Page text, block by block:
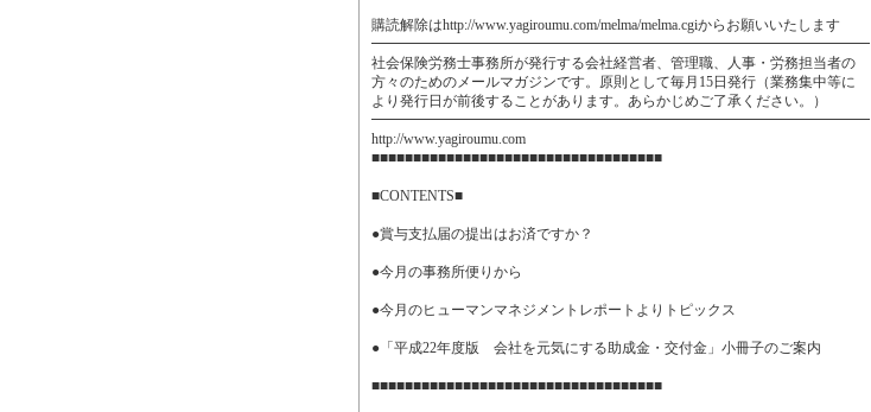
購読解除はhttp://www.yagiroumu.com/melma/melma.cgiからお願いいたします
━━━━━━━━━━━━━━━━━━━━━━━━━━━━━━━━━━━
社会保険労務士事務所が発行する会社経営者、管理職、人事・労務担当者の
方々のためのメールマガジンです。原則として毎月15日発行（業務集中等に
より発行日が前後することがあります。あらかじめご了承ください。）
━━━━━━━━━━━━━━━━━━━━━━━━━━━━━━━━━━━
http://www.yagiroumu.com
■■■■■■■■■■■■■■■■■■■■■■■■■■■■■■■■■■■
■CONTENTS■
●賞与支払届の提出はお済ですか？
●今月の事務所便りから
●今月のヒューマンマネジメントレポートよりトピックス
●「平成22年度版 会社を元気にする助成金・交付金」小冊子のご案内
■■■■■■■■■■■■■■■■■■■■■■■■■■■■■■■■■■■